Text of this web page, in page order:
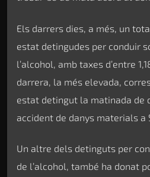
Els darrers dies, a més, un
estat detingudes per conduir
l’alcohol, amb taxes d’entre
darrera, la més elevada,
estat detingut la matinada de
accident de danys materials a
Un altre dels detinguts per
de l’alcohol, també ha donat